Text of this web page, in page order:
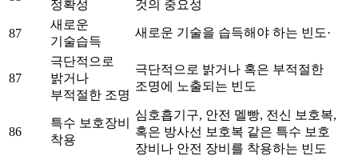
정확성 것의 중요성
87
새로운
기술습득
새로운 기술을 습득해야 하는 빈도·
87
극단적으로
밝거나
부적절한 조명
극단적으로 밝거나 혹은 부적절한
조명에 노출되는 빈도
86
특수 보호장비
착용
심호흡기구, 안전 멜빵, 전신 보호복,
혹은 방사선 보호복 같은 특수 보호
장비나 안전 장비를 착용하는 빈도